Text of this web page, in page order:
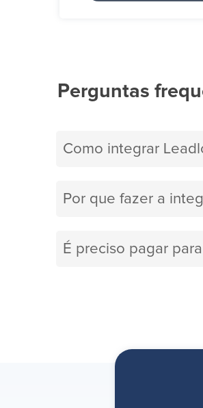
Perguntas
Como integrar
Por que fazer a
É preciso pagar